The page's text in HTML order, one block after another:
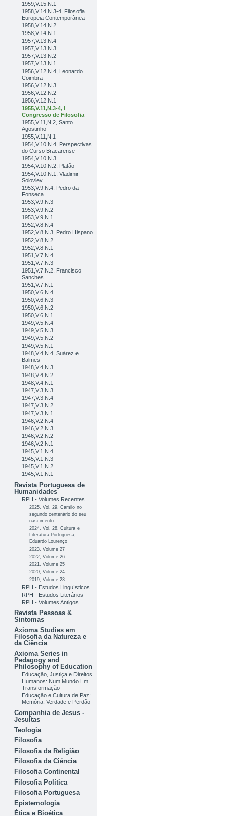
1959,V.15,N.1
1958,V.14,N.3-4, Filosofia
Europeia Contemporânea
1958,V.14,N.2
1958,V.14,N.1
1957,V.13,N.4
1957,V.13,N.3
1957,V.13,N.2
1957,V.13,N.1
1956,V.12,N.4, Leonardo
Coimbra
1956,V.12,N.3
1956,V.12,N.2
1956,V.12,N.1
1955,V.11,N.3-4, I
Congresso de Filosofia
1955,V.11,N.2, Santo
Agostinho
1955,V.11,N.1
1954,V.10,N.4, Perspectivas
do Curso Bracarense
1954,V.10,N.3
1954,V.10,N.2, Platão
1954,V.10,N.1, Vladimir
Soloviev
1953,V.9,N.4, Pedro da
Fonseca
1953,V.9,N.3
1953,V.9,N.2
1953,V.9,N.1
1952,V.8,N.4
1952,V.8,N.3, Pedro Hispano
1952,V.8,N.2
1952,V.8,N.1
1951,V.7,N.4
1951,V.7,N.3
1951,V.7,N.2, Francisco
Sanches
1951,V.7,N.1
1950,V.6,N.4
1950,V.6,N.3
1950,V.6,N.2
1950,V.6,N.1
1949,V.5,N.4
1949,V.5,N.3
1949,V.5,N.2
1949,V.5,N.1
1948,V.4,N.4, Suárez e
Balmes
1948,V.4,N.3
1948,V.4,N.2
1948,V.4,N.1
1947,V.3,N.3
1947,V.3,N.4
1947,V.3,N.2
1947,V.3,N.1
1946,V.2,N.4
1946,V.2,N.3
1946,V.2,N.2
1946,V.2,N.1
1945,V.1,N.4
1945,V.1,N.3
1945,V.1,N.2
1945,V.1,N.1
Revista Portuguesa de
Humanidades
RPH - Volumes Recentes
2025, Vol. 29, Camilo no
segundo centenário do seu
nascimento
2024, Vol. 28, Cultura e
Literatura Portuguesa,
Eduardo Lourenço
2023, Volume 27
2022, Volume 26
2021, Volume 25
2020, Volume 24
2019, Volume 23
RPH - Estudos Linguísticos
RPH - Estudos Literários
RPH - Volumes Antigos
Revista Pessoas &
Sintomas
Axioma Studies em
Filosofia da Natureza e
da Ciência
Axioma Series in
Pedagogy and
Philosophy of Education
Educação, Justiça e Direitos
Humanos: Num Mundo Em
Transformação
Educação e Cultura de Paz:
Memória, Verdade e Perdão
Companhia de Jesus -
Jesuítas
Teologia
Filosofia
Filosofia da Religião
Filosofia da Ciência
Filosofia Continental
Filosofia Política
Filosofia Portuguesa
Epistemologia
Ética e Bioética